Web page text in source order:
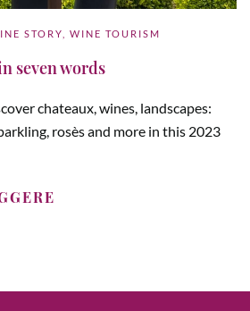
STORY WINE TOURISM
seven words
chateaux, wines, landscapes:
rosès and more in this 2023